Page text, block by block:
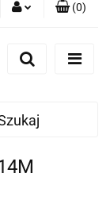
się
(0)